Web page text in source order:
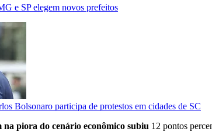
e SP elegem novos prefeitos
Bolsonaro participa de protestos em cidades de SC
piora do cenário econômico subiu 12 pontos